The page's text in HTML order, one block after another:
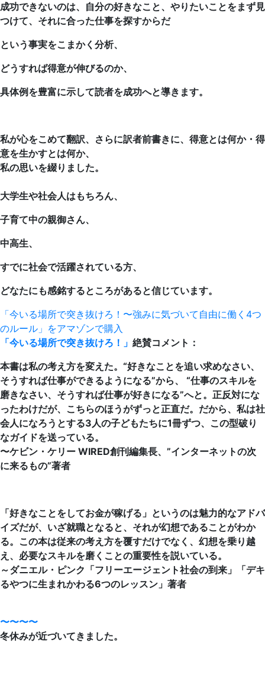
成功できないのは、自分の好きなこと、やりたいことをまず見
つけて、それに合った仕事を探すからだ
という事実をこまかく分析、
どうすれば得意が伸びるのか、
具体例を豊富に示して読者を成功へと導きます。
私が心をこめて翻訳、さらに訳者前書きに、得意とは何か・得
意を生かすとは何か、
私の思いを綴りました。
大学生や社会人はもちろん、
子育て中の親御さん、
中高生、
すでに社会で活躍されている方、
どなたにも感銘するところがあると信じています。
「今いる場所で突き抜けろ！〜強みに気づいて自由に働く4つ
のルール」をアマゾンで購入
「今いる場所で突き抜けろ！」 絶賛コメント：
本書は私の考え方を変えた。“好きなことを追い求めなさい、
そうすれば仕事ができるようになる”から、 “仕事のスキルを
磨きなさい、そうすれば仕事が好きになる”へと。正反対にな
ったわけだが、こちらのほうがずっと正直だ。だから、私は社
会人になろうとする3人の子どもたちに1冊ずつ、この型破り
なガイドを送っている。
〜ケビン・ケリー WIRED創刊編集長、”インターネットの次
に来るもの”著者
「好きなことをしてお金が稼げる」というのは魅力的なアドバ
イズだが、いざ就職となると、それが幻想であることがわか
る。この本は従来の考え方を覆すだけでなく、幻想を乗り越
え、必要なスキルを磨くことの重要性を説いている。
～ダニエル・ピンク「フリーエージェント社会の到来」「デキ
るやつに生まれかわる6つのレッスン」著者
〜〜〜〜
冬休みが近づいてきました。